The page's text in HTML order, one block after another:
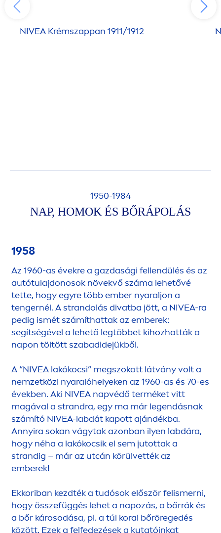
NIVEA Krémszappan 1911/1912
1950-1984
NAP, HOMOK ÉS BŐRÁPOLÁS
1958
Az 1960-as évekre a gazdasági fellendülés és az
autótulajdonosok növekvő száma lehetővé
tette, hogy egyre több ember nyaraljon a
tengernél. A strandolás divatba jött, a NIVEA-ra
pedig ismét számíthattak az emberek:
segítségével a lehető legtöbbet kihozhatták a
napon töltött szabadidejükből.
A “NIVEA lakókocsi” megszokott látvány volt a
nemzetközi nyaralóhelyeken az 1960-as és 70-es
években. Aki NIVEA napvédő terméket vitt
magával a strandra, egy ma már legendásnak
számító NIVEA-labdát kapott ajándékba.
Annyira sokan vágytak azonban ilyen labdára,
hogy néha a lakókocsik el sem jutottak a
strandig – már az utcán körülvették az
emberek!
Ekkoriban kezdték a tudósok először felismerni,
hogy összefüggés lehet a napozás, a bőrrák és
a bőr károsodása, pl. a túl korai bőröregedés
között. Ezek a felfedezések a kutatóinkat